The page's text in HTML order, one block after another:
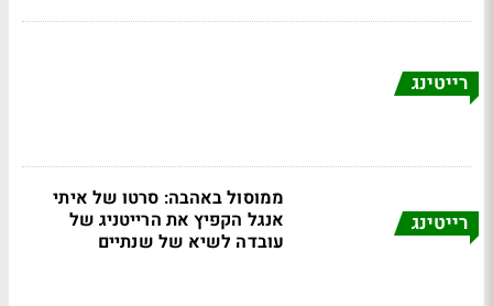
רייטינג
רייטינג
ממוסול באהבה: סרטו של איתי
אנגל הקפיץ את הרייטניג של
עובדה לשיא של שנתיים